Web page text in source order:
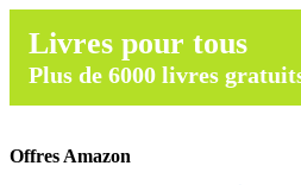
Livres pour tous
Plus de 6000 livres
Offres Amazon